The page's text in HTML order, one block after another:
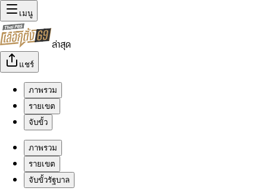
เมนู
ล่าสุด
แชร์
ภาพรวม
รายเขต
จับขั้ว
ภาพรวม
รายเขต
จับขั้วรัฐบาล